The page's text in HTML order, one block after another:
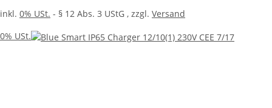
inkl. 0% USt. - § 12 Abs. 3 UStG , zzgl. Versand
0% USt.